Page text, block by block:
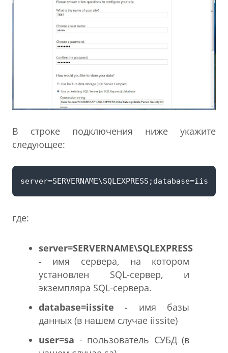
В строке подключения ниже укажите
следующее:
где:
server=SERVERNAME\SQLEXPRESS
- имя сервера, на котором
установлен SQL-сервер, и
экземпляра SQL-сервера.
database=iissite - имя базы
данных (в нашем случае iissite)
user=sa - пользователь СУБД (в